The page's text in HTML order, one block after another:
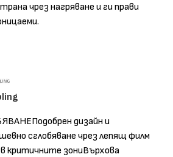
чрез нагряване и ги прави
дизайн и
сглобяване чрез лепящ филм
критичните зониВърхова